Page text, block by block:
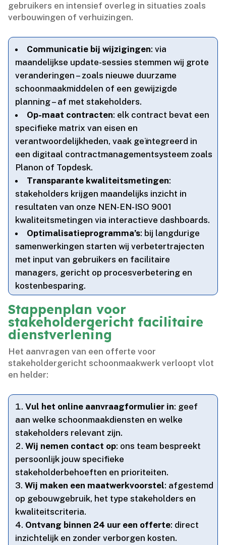
gebruikers en intensief overleg in situaties zoals
verbouwingen of verhuizingen.​
Communicatie bij wijzigingen: via
maandelijkse update-sessies stemmen wij grote
veranderingen – zoals nieuwe duurzame
schoonmaakmiddelen of een gewijzigde
planning – af met stakeholders.​
Op-maat contracten: elk contract bevat een
specifieke matrix van eisen en
verantwoordelijkheden, vaak geïntegreerd in
een digitaal contractmanagementsysteem zoals
Planon of Topdesk.​
Transparante kwaliteitsmetingen:
stakeholders krijgen maandelijks inzicht in
resultaten van onze NEN-EN-ISO 9001
kwaliteitsmetingen via interactieve dashboards.​
Optimalisatieprogramma’s: bij langdurige
samenwerkingen starten wij verbetertrajecten
met input van gebruikers en facilitaire
managers, gericht op procesverbetering en
kostenbesparing.​
Stappenplan voor
stakeholdergericht facilitaire
dienstverlening
Het aanvragen van een offerte voor
stakeholdergericht schoonmaakwerk verloopt vlot
en helder:
Vul het online aanvraagformulier in: geef
aan welke schoonmaakdiensten en welke
stakeholders relevant zijn.​
Wij nemen contact op: ons team bespreekt
persoonlijk jouw specifieke
stakeholderbehoeften en prioriteiten.​
Wij maken een maatwerkvoorstel: afgestemd
op gebouwgebruik, het type stakeholders en
kwaliteitscriteria.​
Ontvang binnen 24 uur een offerte: direct
inzichtelijk en zonder verborgen kosten.​